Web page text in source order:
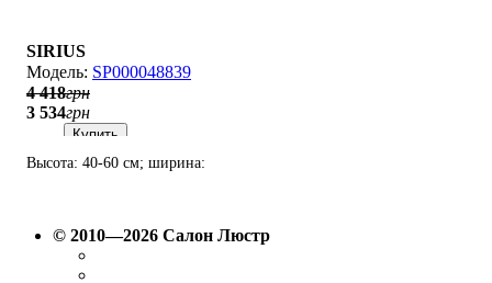
SIRIUS
SP000048839
4 418грн
3 534грн
Купить
Высота: 40-60 см; ширина:
© 2010—2026 Салон Люстр